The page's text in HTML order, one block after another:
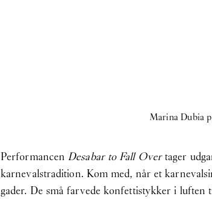
Marina Dubia
PerformancenDesabar to Fall Overtager
karnevalstradition. Kom med, når et
gader. De små farvede konfettistykker i